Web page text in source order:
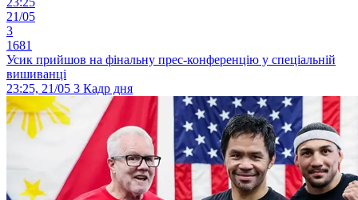
21/05
3
1681
Усик прийшов на фінальну прес-конференцію у спеціальній
вишиванці
23:25, 21/05 3 Кадр дня